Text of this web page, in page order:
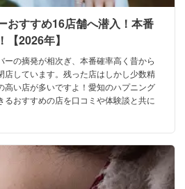
おすすめ16店舗へ潜入！本番
2026年】
の摘発が相次ぎ、本番確率高く昔から
店しています。残った店はしかし少数精
高い店が多いですよ！愛知のハプニング
るおすすめの店を口コミや体験談と共に